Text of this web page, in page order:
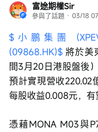
富途期權Sir
參與了話題 · 03/18
$小鵬集團
(09868.HK)$ 將於美
間3月20日港股盤後
預計實現營收220.02
每股收益0.008元，有
憑藉MONA M03與